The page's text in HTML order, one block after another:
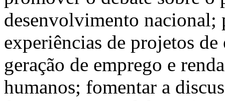
desenvolvimento nacional;
experiências de projetos
geração de emprego e
humanos; fomentar a